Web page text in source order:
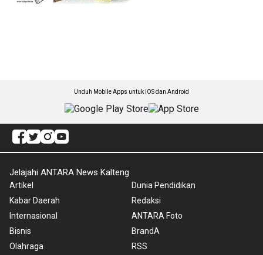
Unduh Mobile Apps untuk iOS dan Android
Jelajahi ANTARA News Kalteng
Artikel
Kabar Daerah
Internasional
Bisnis
Olahraga
Dunia Pendidikan
Redaksi
ANTARA Foto
BrandA
RSS